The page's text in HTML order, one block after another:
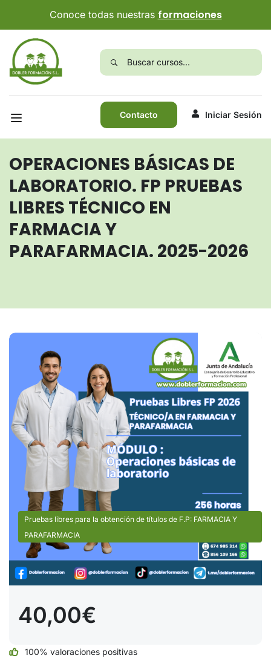
Conoce todas nuestras formaciones
Contacto Iniciar Sesión
OPERACIONES BÁSICAS DE
LABORATORIO. FP PRUEBAS
LIBRES TÉCNICO EN
FARMACIA Y
PARAFARMACIA. 2025-2026
Pruebas libres para la obtención de títulos de F.P: FARMACIA Y
PARAFARMACIA
40,00€
100% valoraciones positivas